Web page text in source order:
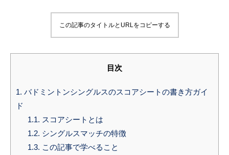
この記事のタイトルとURLをコピーする
目次
1. バドミントンシングルスのスコアシートの書き方ガイ
ド
1.1. スコアシートとは
1.2. シングルスマッチの特徴
1.3. この記事で学べること